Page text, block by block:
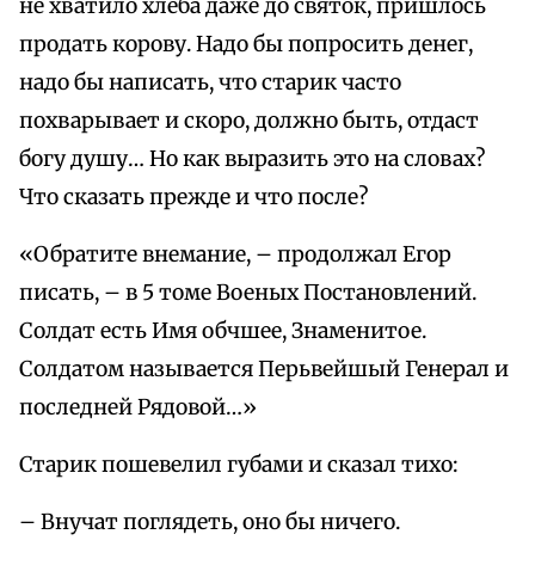
не хватило хлеба даже до святок, пришлось
продать корову. Надо бы попросить денег,
надо бы написать, что старик часто
похварывает и скоро, должно быть, отдаст
богу душу… Но как выразить это на словах?
Что сказать прежде и что после?
«Обратите внемание, – продолжал Егор
писать, – в 5 томе Военых Постановлений.
Солдат есть Имя обчшее, Знаменитое.
Солдатом называется Перьвейшый Генерал и
последней Рядовой…»
Старик пошевелил губами и сказал тихо:
– Внучат поглядеть, оно бы ничего.